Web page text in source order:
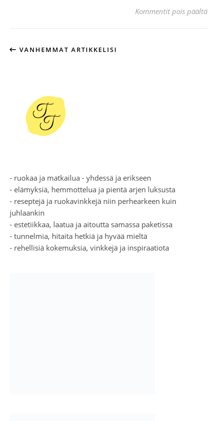
Kommentit pois päältä
VANHEMMAT ARTIKKELISI
- ruokaa ja matkailua - yhdessä ja erikseen
- elämyksiä, hemmottelua ja pientä arjen luksusta
- reseptejä ja ruokavinkkejä niin perhearkeen kuin
juhlaankin
- estetiikkaa, laatua ja aitoutta samassa paketissa
- tunnelmia, hitaita hetkiä ja hyvää mieltä
- rehellisiä kokemuksia, vinkkejä ja inspiraatiota